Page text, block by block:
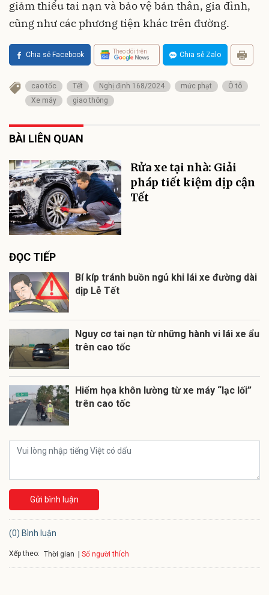
giảm thiểu tai nạn và bảo vệ bản thân, gia đình,
cũng như các phương tiện khác trên đường.
Chia sẻ Facebook Theo dõi trên Chia sẻ Zalo
cao tốc Tết Nghị định 168/2024 mức phạt
Ô tô
Xe máy
giao thông
BÀI LIÊN QUAN
Rửa xe tại nhà: Giải
pháp tiết kiệm dịp cận
Tết
ĐỌC TIẾP
Bí kíp tránh buồn ngủ khi lái xe đường dài
dịp Lễ Tết
Nguy cơ tai nạn từ những hành vi lái xe ẩu
trên cao tốc
Hiểm họa khôn lường từ xe máy “lạc lối”
trên cao tốc
Gửi bình luận
(0) Bình luận
Xếp theo: Thời gian Số người thích